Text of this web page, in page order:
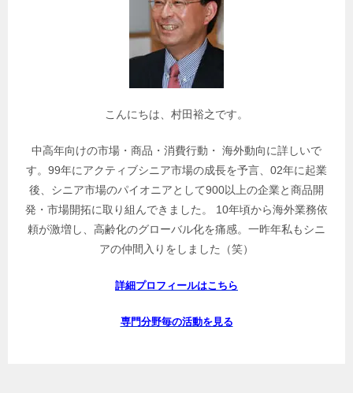
こんにちは、村田裕之です。
中高年向けの市場・商品・消費行動・ 海外動向に詳しいで
す。99年にアクティブシニア市場の成長を予言、02年に起業
後、シニア市場のパイオニアとして900以上の企業と商品開
発・市場開拓に取り組んできました。 10年頃から海外業務依
頼が激増し、高齢化のグローバル化を痛感。一昨年私もシニ
アの仲間入りをしました（笑）
詳細プロフィールはこちら
専門分野毎の活動を見る